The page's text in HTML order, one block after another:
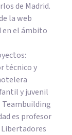
de Madrid.
la web
en el ámbito
técnico y
y juvenil
es profesor
Libertadores